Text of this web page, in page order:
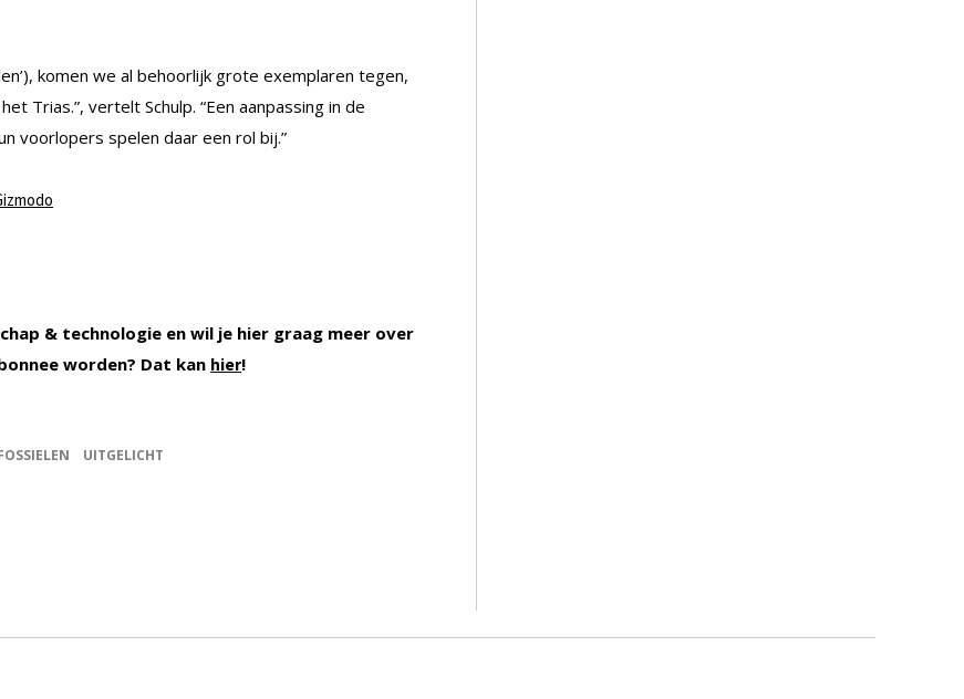
komen we al behoorlijk grote exemplaren tegen,
Trias.”, vertelt Schulp. “Een aanpassing in de
voorlopers spelen daar een rol bij.”
& technologie en wil je hier graag meer over
worden? Dat kan hier!
UITGELICHT